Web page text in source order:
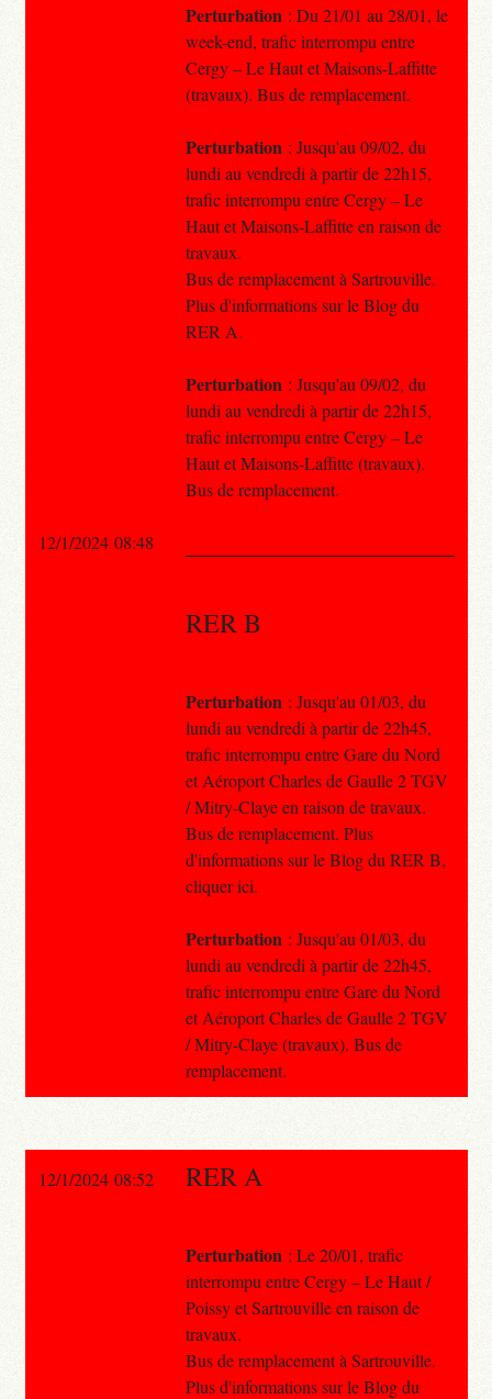
Perturbation : Du 21/01 au 28/01, le
week-end, trafic interrompu entre
Cergy – Le Haut et Maisons-Laffitte
(travaux). Bus de remplacement.
Perturbation : Jusqu'au 09/02, du
lundi au vendredi à partir de 22h15,
trafic interrompu entre Cergy – Le
Haut et Maisons-Laffitte en raison de
travaux.
Bus de remplacement à Sartrouville.
Plus d'informations sur le Blog du
RER A.
Perturbation : Jusqu'au 09/02, du
lundi au vendredi à partir de 22h15,
trafic interrompu entre Cergy – Le
Haut et Maisons-Laffitte (travaux).
Bus de remplacement.
RER B
Perturbation : Jusqu'au 01/03, du
lundi au vendredi à partir de 22h45,
trafic interrompu entre Gare du Nord
et Aéroport Charles de Gaulle 2 TGV
/ Mitry-Claye en raison de travaux.
Bus de remplacement. Plus
d'informations sur le Blog du RER B,
cliquer ici.
Perturbation : Jusqu'au 01/03, du
lundi au vendredi à partir de 22h45,
trafic interrompu entre Gare du Nord
et Aéroport Charles de Gaulle 2 TGV
/ Mitry-Claye (travaux). Bus de
remplacement.
12/1/2024 08:48
12/1/2024 08:52 RER A
Perturbation : Le 20/01, trafic
interrompu entre Cergy – Le Haut /
Poissy et Sartrouville en raison de
travaux.
Bus de remplacement à Sartrouville.
Plus d'informations sur le Blog du